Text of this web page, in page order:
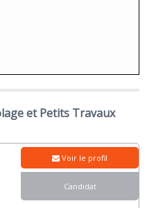
et Petits Travaux
Voir le profil
Candidat